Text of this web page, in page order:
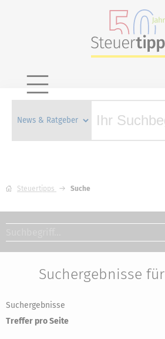
Steuertipps Suche
Suchergebnisse für
Suchergebnisse
Treffer pro Seite